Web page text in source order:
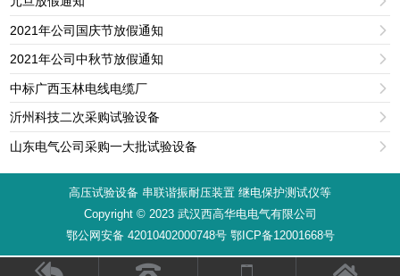
2021年公司国庆节放假通知 
2021年公司中秋节放假通知 
中标广西玉林电线电缆厂 
沂州科技二次采购试验设备 
山东电气公司采购一大批试验设备 
高压试验设备 串联谐振耐压装置 继电保护测试仪等
Copyright © 2023 武汉西高华电电气有限公司
鄂公网安备 42010402000748号 鄂ICP备12001668号